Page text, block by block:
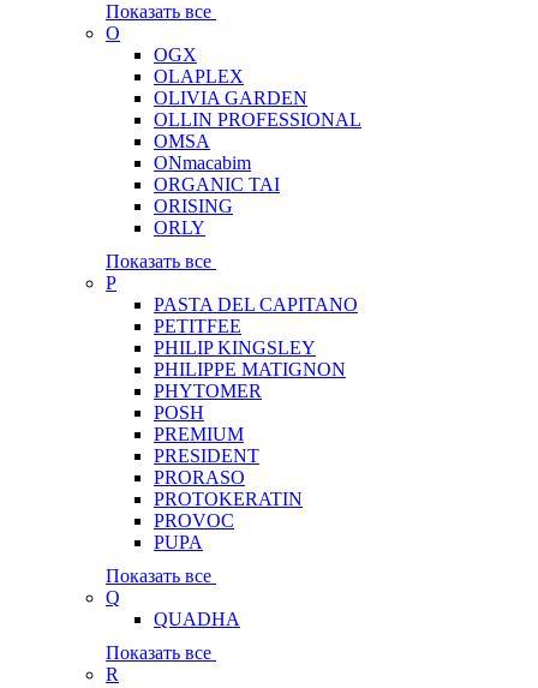
Показать все
O
OGX
OLAPLEX
OLIVIA GARDEN
OLLIN PROFESSIONAL
OMSA
ONmacabim
ORGANIC TAI
ORISING
ORLY
Показать все
P
PASTA DEL CAPITANO
PETITFEE
PHILIP KINGSLEY
PHILIPPE MATIGNON
PHYTOMER
POSH
PREMIUM
PRESIDENT
PRORASO
PROTOKERATIN
PROVOC
PUPA
Показать все
Q
QUADHA
Показать все
R